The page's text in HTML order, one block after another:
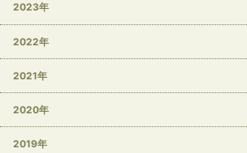
2023年
2022年
2021年
2020年
2019年